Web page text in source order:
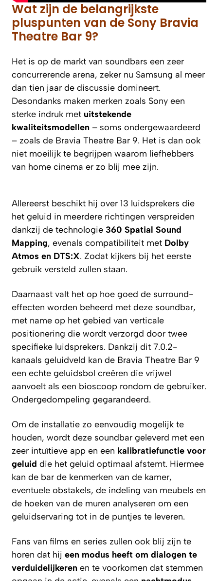
Wat zijn de belangrijkste
pluspunten van de Sony Bravia
Theatre Bar 9?
Het is op de markt van soundbars een zeer
concurrerende arena, zeker nu Samsung al meer
dan tien jaar de discussie domineert.
Desondanks maken merken zoals Sony een
sterke indruk met uitstekende
kwaliteitsmodellen – soms ondergewaardeerd
– zoals de Bravia Theatre Bar 9. Het is dan ook
niet moeilijk te begrijpen waarom liefhebbers
van home cinema er zo blij mee zijn.
Allereerst beschikt hij over 13 luidsprekers die
het geluid in meerdere richtingen verspreiden
dankzij de technologie 360 Spatial Sound
Mapping, evenals compatibiliteit met Dolby
Atmos en DTS:X. Zodat kijkers bij het eerste
gebruik versteld zullen staan.
Daarnaast valt het op hoe goed de surround-
effecten worden beheerd met deze soundbar,
met name op het gebied van verticale
positionering die wordt verzorgd door twee
specifieke luidsprekers. Dankzij dit 7.0.2-
kanaals geluidveld kan de Bravia Theatre Bar 9
een echte geluidsbol creëren die vrijwel
aanvoelt als een bioscoop rondom de gebruiker.
Ondergedompeling gegarandeerd.
Om de installatie zo eenvoudig mogelijk te
houden, wordt deze soundbar geleverd met een
zeer intuïtieve app en een kalibratiefunctie voor
geluid die het geluid optimaal afstemt. Hiermee
kan de bar de kenmerken van de kamer,
eventuele obstakels, de indeling van meubels en
de hoeken van de muren analyseren om een
geluidservaring tot in de puntjes te leveren.
Fans van films en series zullen ook blij zijn te
horen dat hij een modus heeft om dialogen te
verduidelijkeren en te voorkomen dat stemmen